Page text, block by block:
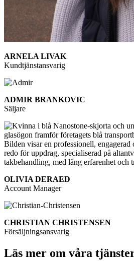
ARNELA LIVAK
Kundtjänstansvarig
ADMIR BRANKOVIC
Säljare
OLIVIA DERAED
Account Manager
CHRISTIAN CHRISTENSEN
Försäljningsansvarig
Läs mer om våra